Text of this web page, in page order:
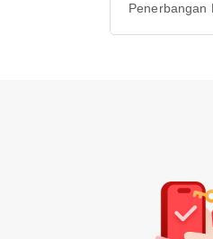
Penerbangan